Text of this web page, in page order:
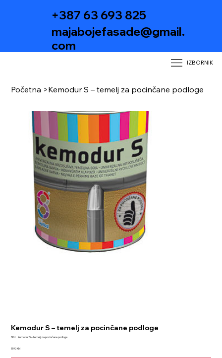
IZBORNIK
+387 63 693 825
majabojefasade@gmail.
com
Početna >Kemodur S – temelj za pocinčane podloge
Kemodur S – temelj za pocinčane podloge
SKU:
SKU
S
Kemodur S – temelj za pocinčane podloge
Price
11,90 KM